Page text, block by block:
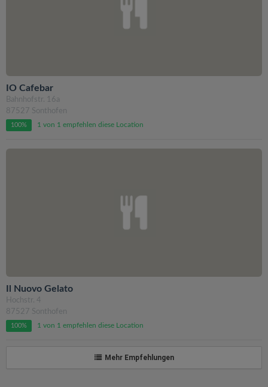
IO Cafebar
Bahnhofstr. 16a
87527 Sonthofen
100% 1 von 1 empfehlen diese Location
Il Nuovo Gelato
Hochstr. 4
87527 Sonthofen
100% 1 von 1 empfehlen diese Location
Mehr Empfehlungen